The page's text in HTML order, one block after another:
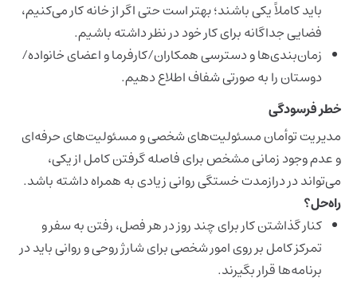
باید کاملاً یکی باشند؛ بهتر است حتی اگر از خانه کار می‌کنیم،
فضایی جداگانه برای کار خود در نظر داشته باشیم.
زمان‌بندی‌ها و دسترسی همکاران/کارفرما و اعضای خانواده/
دوستان را به‌ صورتی شفاف اطلاع دهیم.
خطر فرسودگی
مدیریت توأمان مسئولیت‌های شخصی و مسئولیت‌های حرفه‌ای
و عدم وجود زمانی مشخص برای فاصله گرفتن کامل از یکی،
می‌تواند در درازمدت خستگی روانی زیادی به همراه داشته باشد.
راه‌حل؟
کنار گذاشتن کار برای چند روز در هر فصل، رفتن به سفر و
تمرکز کامل بر روی امور شخصی برای شارژ روحی و روانی باید در
برنامه‌ها قرار بگیرند.